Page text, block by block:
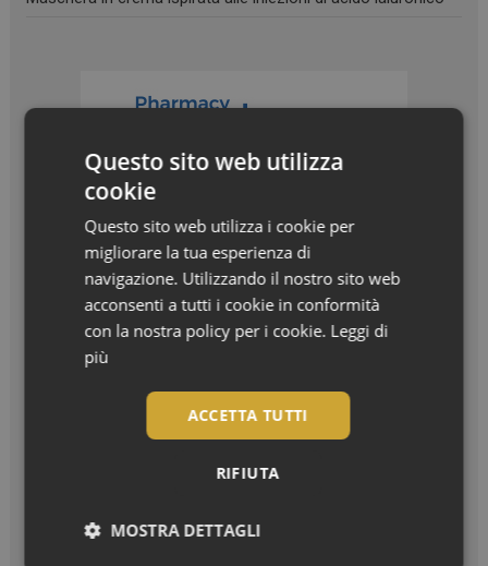
I più letti
Bentornato, settembre! La nuova stagione in
7 oli botanici per trasformare i capelli
Questo sito web utilizza
cookie
Questo sito web utilizza i cookie per
migliorare la tua esperienza di
navigazione. Utilizzando il nostro sito web
acconsenti a tutti i cookie in conformità
con la nostra policy per i cookie. Leggi di
più
ACCETTA TUTTI
RIFIUTA
MOSTRA DETTAGLI